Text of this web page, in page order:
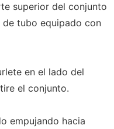
superior del conjunto
tubo equipado con
en el lado del
el conjunto.
empujando hacia